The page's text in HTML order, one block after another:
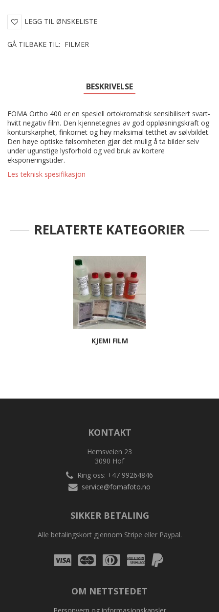
LEGG TIL ØNSKELISTE
GÅ TILBAKE TIL: FILMER
BESKRIVELSE
FOMA Ortho 400 er en spesiell ortokromatisk sensibilisert svart-
hvitt negativ film. Den kjennetegnes av god oppløsningskraft og
konturskarphet, finkornet og høy maksimal tetthet av sølvbildet.
Den høye optiske følsomheten gjør det mulig å ta bilder selv
under ugunstige lysforhold og ved bruk av kortere
eksponeringstider.
Les teknisk spesifikasjon
RELATERTE KATEGORIER
KJEMI FILM
KONTAKT
Hemsveien 23
3090 Hof
Ring oss: +47 99264846
service@fomafoto.no
SIKKER BETALING
Alle betalingskort gjennom Stripe eller Paypal.
Visa Mastercard
Diners
Club
AmexAmex
OM NETTSTEDET